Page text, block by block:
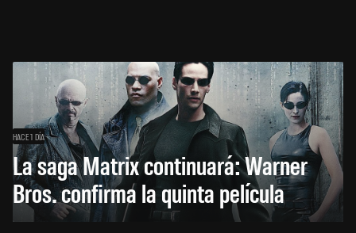
HACE 1 DÍA
La saga Matrix continuará: Warner
Bros. confirma la quinta película